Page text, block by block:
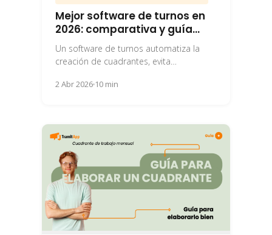
Mejor software de turnos en
2026: comparativa y guía
para elegir
Un software de turnos automatiza la
creación de cuadrantes, evita
cumplimiento de descansos legales. Si
2 Abr 202610 min